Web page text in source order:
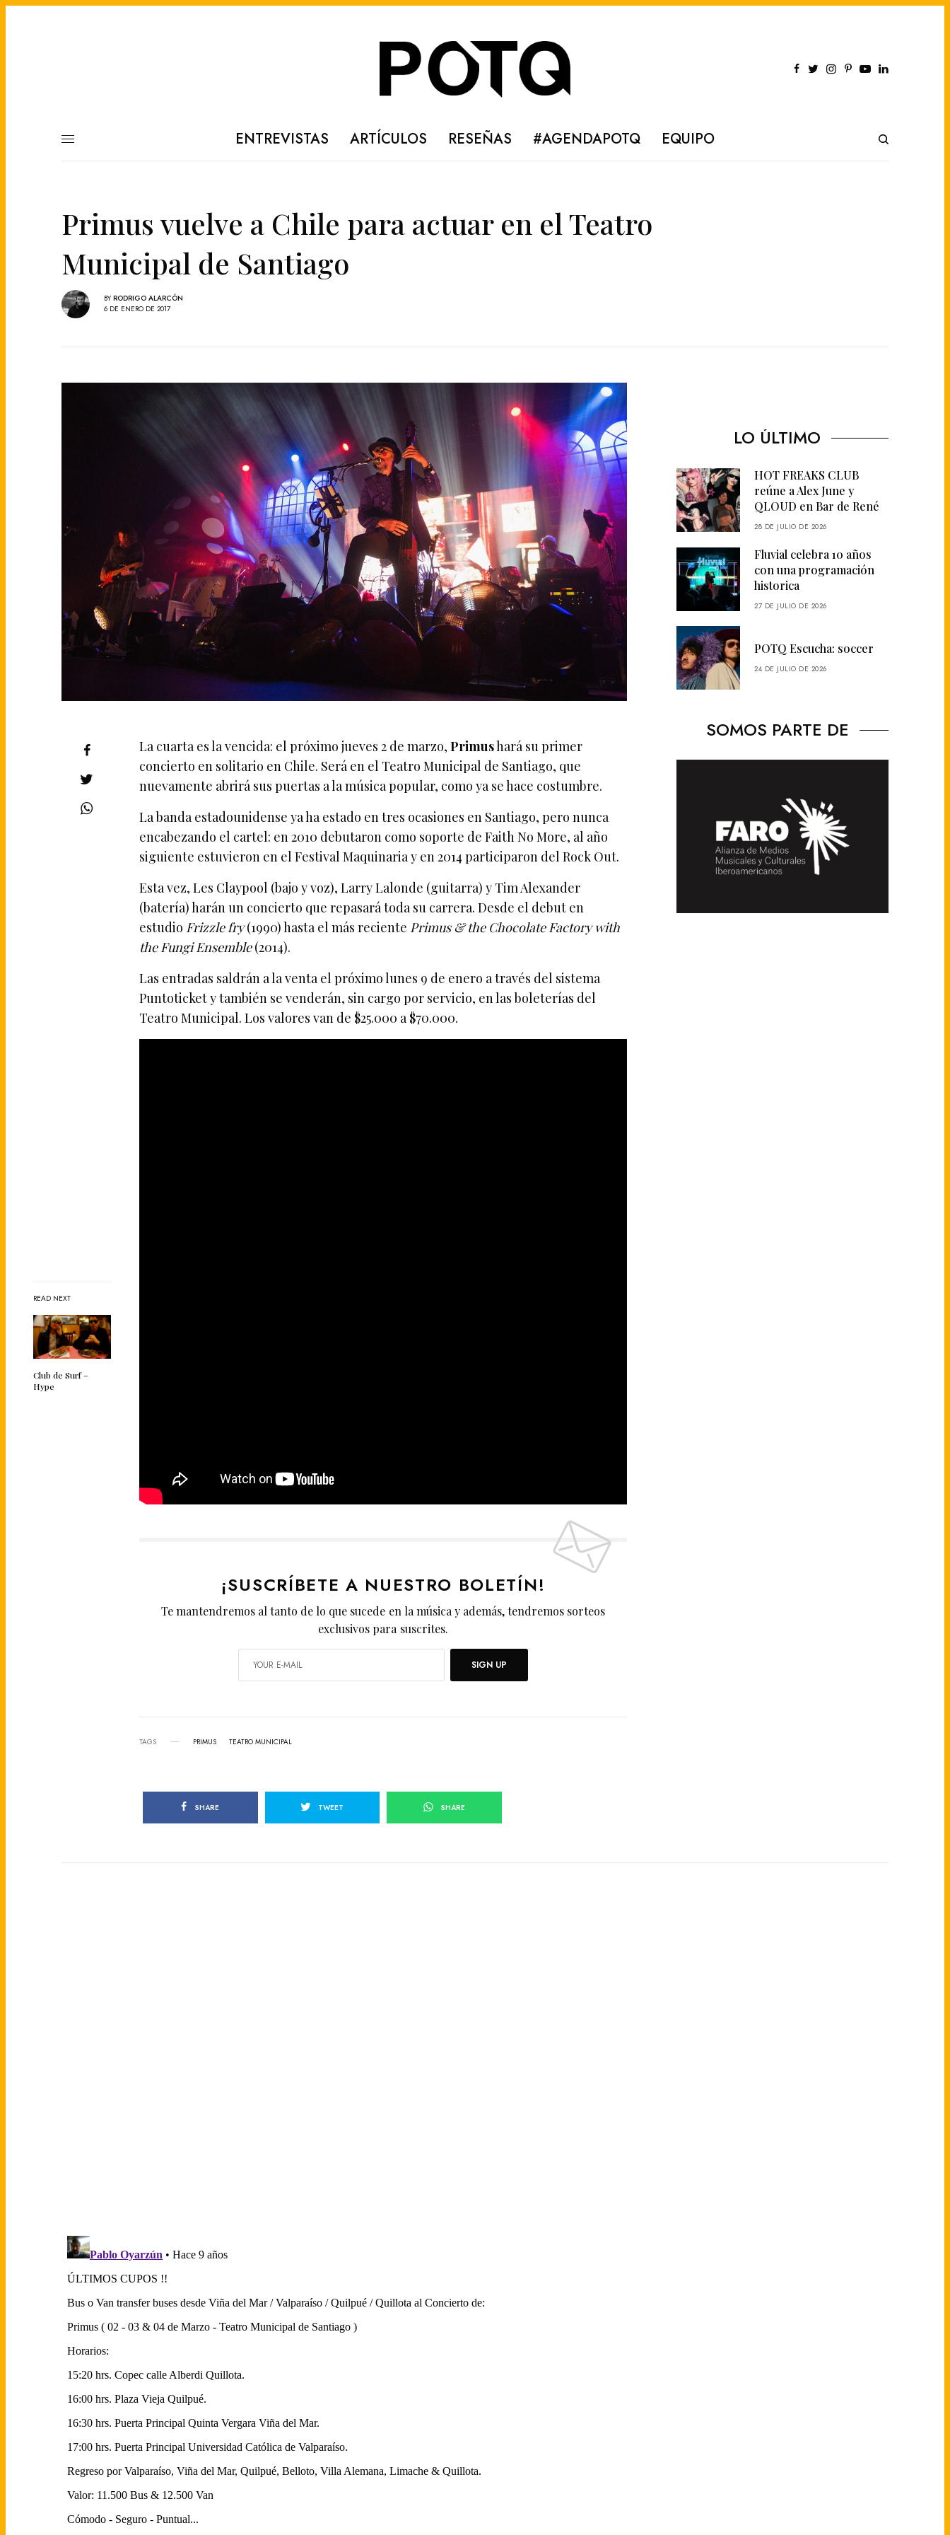
ENTREVISTAS ARTÍCULOS RESEÑAS #AGENDAPOTQ EQUIPO
Primus vuelve a Chile para actuar en el Teatro
Municipal de Santiago
BY RODRIGO ALARCÓN
6 DE ENERO DE 2017
READ NEXT
Club de Surf –
Hype
La cuarta es la vencida: el próximo jueves 2 de marzo,Primushará su primer
concierto en solitario en Chile. Será en el Teatro Municipal de Santiago, que
nuevamente abrirá sus puertas a la música popular, como ya se hace costumbre.
La banda estadounidense ya ha estado en tres ocasiones en Santiago, pero nunca
encabezando el cartel: en 2010 debutaron como soporte de Faith No More, al año
siguiente estuvieron en el Festival Maquinaria y en 2014 participaron del Rock Out.
Esta vez, Les Claypool (bajo y voz), Larry Lalonde (guitarra) y Tim Alexander
(batería) harán un concierto que repasará toda su carrera. Desde el debut en
estudio Frizzle fry(1990) hasta el más reciente Primus & the Chocolate Factory with
the Fungi Ensemble(2014).
Las entradas saldrán a la venta el próximo lunes 9 de enero a través del sistema
Puntoticket y también se venderán, sin cargo por servicio, en las boleterías del
Teatro Municipal. Los valores van de $25.000 a $70.000.
¡SUSCRÍBETE A NUESTRO BOLETÍN!
Te mantendremos al tanto de lo que sucede en la música y además, tendremos sorteos
exclusivos para suscrites.
SIGN UP
TAGS PRIMUS TEATRO MUNICIPAL
SHARE TWEET SHARE
LO ÚLTIMO
HOT FREAKS CLUB
reúne a Alex June y
QLOUD en Bar de René
28 DE JULIO DE 2026
Fluvial celebra 10 años
con una programación
historica
27 DE JULIO DE 2026
POTQ Escucha: soccer
24 DE JULIO DE 2026
SOMOS PARTE DE